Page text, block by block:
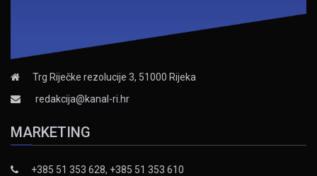
Trg Riječke rezolucije 3, 51000 Rijeka
redakcija@kanal-ri.hr
MARKETING
+385 51 353 628, +385 51 353 610